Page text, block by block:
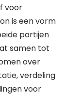
voor
is een vorm
partijen
samen tot
over
verdeling
voor